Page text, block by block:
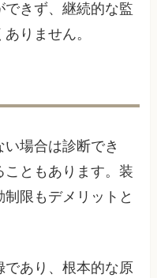
きず、継続的な監
りません。
場合は診断でき
ともあります。装
限もデメリットと
であり、根本的な原